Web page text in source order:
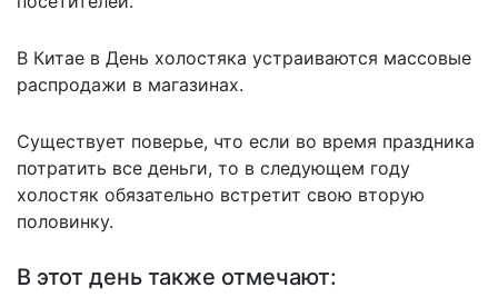
В Китае в День холостяка устраиваются массовые
распродажи в магазинах.
Существует поверье, что если во время праздника
потратить все деньги, то в следующем году
холостяк обязательно встретит свою вторую
половинку.
В этот день также отмечают: